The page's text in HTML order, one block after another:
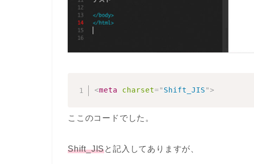
<meta charset=" Shift_JIS">
ここのコードでした。
Shift_JISと記入してありますが、